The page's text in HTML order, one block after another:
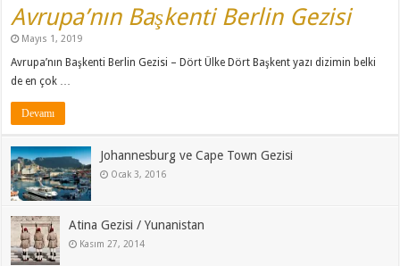
Avrupa’nın Başkenti Berlin Gezisi
Mayıs 1, 2019
Avrupa’nın Başkenti Berlin Gezisi – Dört Ülke Dört Başkent yazı dizimin belki
de en çok …
Devamı
Johannesburg ve Cape Town Gezisi
Ocak 3, 2016
Atina Gezisi / Yunanistan
Kasım 27, 2014